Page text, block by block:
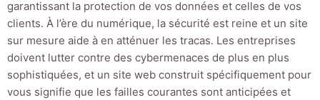
garantissant la protection de vos données et celles de vos
clients. À l’ère du numérique, la sécurité est reine et un site
sur mesure aide à en atténuer les tracas. Les entreprises
doivent lutter contre des cybermenaces de plus en plus
sophistiquées, et un site web construit spécifiquement pour
vous signifie que les failles courantes sont anticipées et